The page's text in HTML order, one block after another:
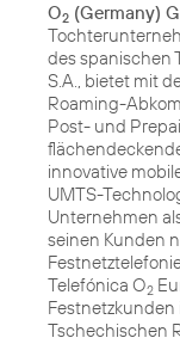
O2 (Germany)
des spanischen
S.A., bietet mit
Roaming-
Post- und
innovative
UMTS-
Unternehmen
seinen Kunden
Telefónica O2
Tschechischen